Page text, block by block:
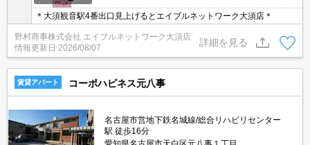
＊大須観音駅4番出口見上げるとエイブルネットワーク大須店＊
野村商事株式会社 エイブルネットワーク大須店
情報更新日 2026/08/07
詳細を見る
賃貸アパート コーポハピネス元八事
名古屋市営地下鉄名城線/総合リハビリセンター
駅 徒歩16分